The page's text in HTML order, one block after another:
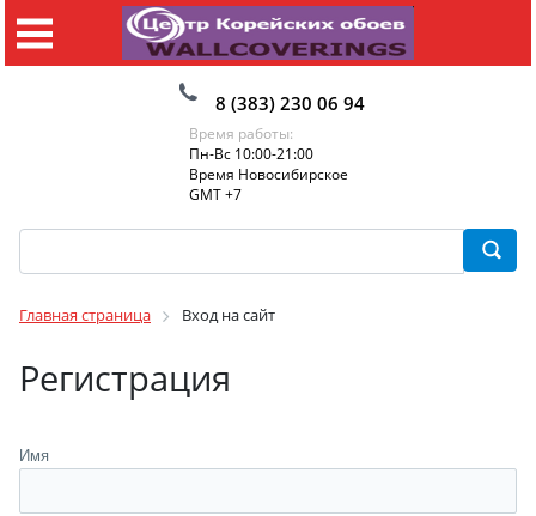
8 (383) 230 06 94
Время работы:
Пн-Вс 10:00-21:00
Время Новосибирское
GMT +7
Главная страница Вход на сайт
Регистрация
Имя